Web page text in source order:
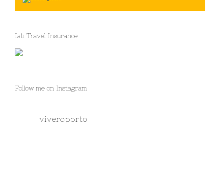
Iati Travel Insurance
Follow me on Instagram
viveroporto